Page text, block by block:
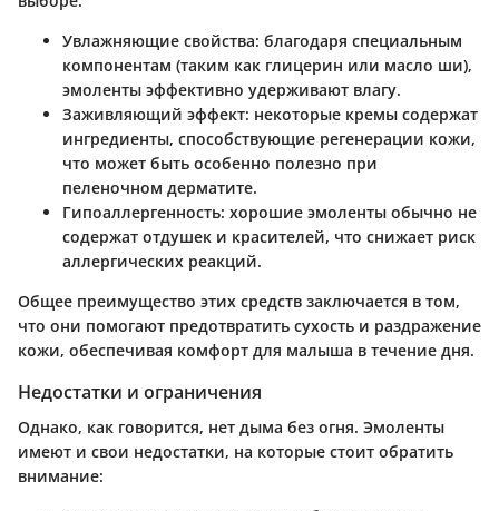
Увлажняющие свойства: благодаря специальным
компонентам (таким как глицерин или масло ши),
эмоленты эффективно удерживают влагу.
Заживляющий эффект: некоторые кремы содержат
ингредиенты, способствующие регенерации кожи,
что может быть особенно полезно при
пеленочном дерматите.
Гипоаллергенность: хорошие эмоленты обычно не
содержат отдушек и красителей, что снижает риск
аллергических реакций.
Общее преимущество этих средств заключается в том,
что они помогают предотвратить сухость и раздражение
кожи, обеспечивая комфорт для малыша в течение дня.
Недостатки и ограничения
Однако, как говорится, нет дыма без огня. Эмоленты
имеют и свои недостатки, на которые стоит обратить
внимание: